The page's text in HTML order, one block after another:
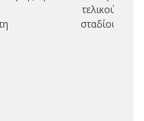
τελικού
σταδίου